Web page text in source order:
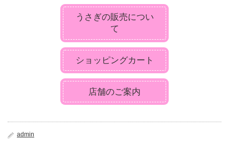
うさぎの販売につい
て
ショッピングカート
店舗のご案内
admin